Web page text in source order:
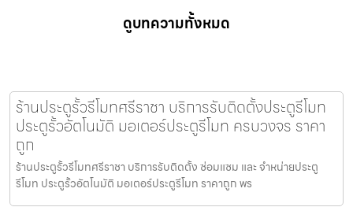
ดูบทความทั้งหมด
ร้านประตูรั้วรีโมทศรีราชา บริการรับติดตั้งประตูรีโมท
ประตูรั้วอัตโนมัติ มอเตอร์ประตูรีโมท ครบวงจร ราคา
ถูก
ร้านประตูรั้วรีโมทศรีราชา บริการรับติดตั้ง ซ่อมแซม และ จำหน่ายประตู
รีโมท ประตูรั้วอัตโนมัติ มอเตอร์ประตูรีโมท ราคาถูก พร